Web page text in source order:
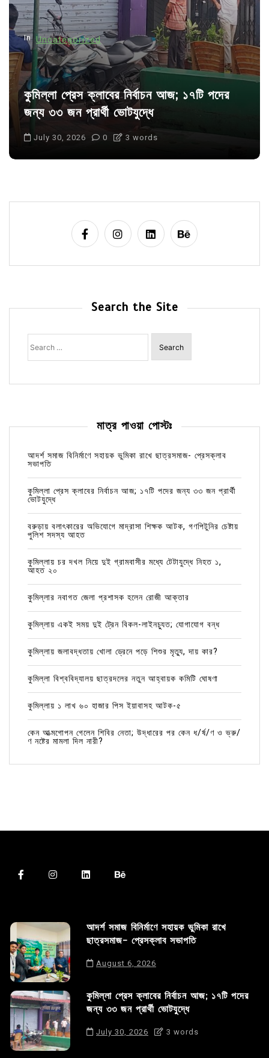
o
n
In Uncategorized
কুমিল্লা প্রেস ক্লাবের নির্বাচন আজ; ১৭টি পদের
জন্য ৩৩ জন প্রার্থী ভোটযুদ্ধে
July 30, 2026 0 3 words
Search the Site
Search
for:
মাত্র পাওয়া পোস্টঃ
আদর্শ সমাজ বিনির্মাণে সহায়ক ভুমিকা রাখে ছাত্রসমাজ- প্রেসক্লাব
সভাপতি
কুমিল্লা প্রেস ক্লাবের নির্বাচন আজ; ১৭টি পদের জন্য ৩৩ জন প্রার্থী
ভোটযুদ্ধে
বরুড়ায় বলাৎকারের অভিযোগে মাদ্রাসা শিক্ষক আটক, গণপিটুনির চেষ্টায়
পুলিশ সদস্য আহত
কুমিল্লায় চর দখল নিয়ে দুই গ্রামবাসীর মধ্যে টেটাযুদ্ধে নিহত ১,
আহত ২০
কুমিল্লার নবাগত জেলা প্রশাসক হলেন রোজী আক্তার
কুমিল্লায় একই সময় দুই ট্রেন বিকল-লাইনচ্যুত; যোগাযোগ বন্ধ
কুমিল্লায় জলাবদ্ধতায় খোলা ড্রেনে পড়ে শিশুর মৃত্যু, দায় কার?
কুমিল্লা বিশ্ববিদ্যালয় ছাত্রদলের নতুন আহ্বায়ক কমিটি ঘোষণা
কুমিল্লায় ১ লাখ ৬০ হাজার পিস ইয়াবাসহ আটক-৫
কেন আত্মগোপন গেলেন শিবির নেতা; উদ্ধারের পর কেন ধ/র্ষ/ণ ও ভ্রু/
ণ নষ্টের মামলা দিল নারী?
আদর্শ সমাজ বিনির্মাণে সহায়ক ভুমিকা রাখে
ছাত্রসমাজ- প্রেসক্লাব সভাপতি
August 6, 2026
কুমিল্লা প্রেস ক্লাবের নির্বাচন আজ; ১৭টি পদের
জন্য ৩৩ জন প্রার্থী ভোটযুদ্ধে
July 30, 2026 3 words